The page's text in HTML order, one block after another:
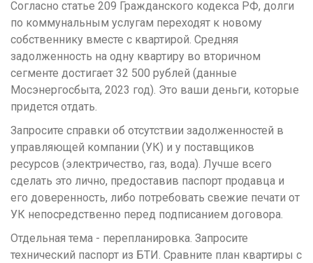
Согласно статье 209 Гражданского кодекса РФ, долги
по коммунальным услугам переходят к новому
собственнику вместе с квартирой. Средняя
задолженность на одну квартиру во вторичном
сегменте достигает 32 500 рублей (данные
Мосэнергосбыта, 2023 год). Это ваши деньги, которые
придется отдать.
Запросите справки об отсутствии задолженностей в
управляющей компании (УК) и у поставщиков
ресурсов (электричество, газ, вода). Лучше всего
сделать это лично, предоставив паспорт продавца и
его доверенность, либо потребовать свежие печати от
УК непосредственно перед подписанием договора.
Отдельная тема - перепланировка. Запросите
технический паспорт из БТИ. Сравните план квартиры с